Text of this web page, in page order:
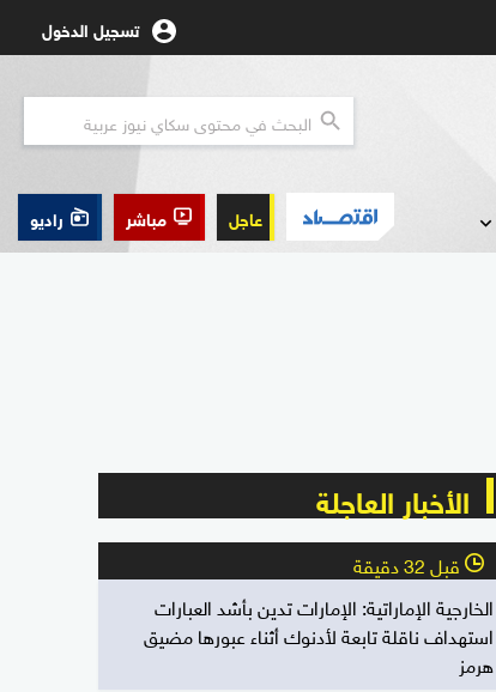
تسجيل الدخول
عاجل مباشر راديو
الأخبار العاجلة
l قبل 32 دقيقة
الخارجية الإماراتية: الإمارات تدين بأشد العبارات
استهداف ناقلة تابعة لأدنوك أثناء عبورها مضيق
هرمز